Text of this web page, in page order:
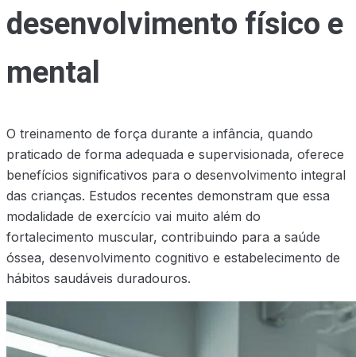
desenvolvimento físico e
mental
O treinamento de força durante a infância, quando
praticado de forma adequada e supervisionada, oferece
benefícios significativos para o desenvolvimento integral
das crianças. Estudos recentes demonstram que essa
modalidade de exercício vai muito além do
fortalecimento muscular, contribuindo para a saúde
óssea, desenvolvimento cognitivo e estabelecimento de
hábitos saudáveis duradouros.